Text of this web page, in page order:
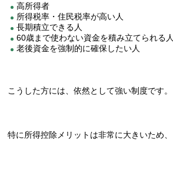
高所得者
所得税率・住民税率が高い人
長期積立できる人
60歳まで使わない資金を積み立てられる人
老後資金を強制的に確保したい人
こうした方には、依然として強い制度です。
特に所得控除メリットは非常に大きいため、